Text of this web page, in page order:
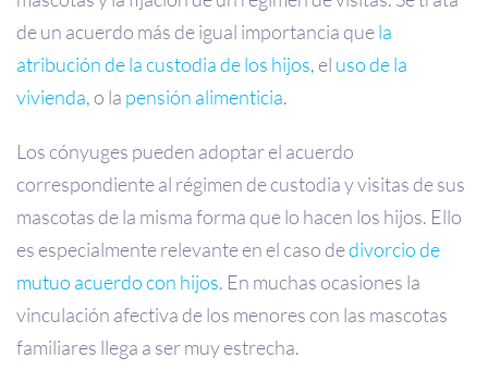
de un acuerdo más de igual importancia quela
atribución de la custodia de los hijos, el uso de la
vivienda, o la pensión alimenticia.
Los cónyuges pueden adoptar el acuerdo
correspondiente al régimen de custodia y visitas de sus
mascotas de la misma forma que lo hacen los hijos. Ello
es especialmente relevante en el caso dedivorcio de
mutuo acuerdo con hijos. En muchas ocasiones la
vinculación afectiva de los menores con las mascotas
familiares llega a ser muy estrecha.